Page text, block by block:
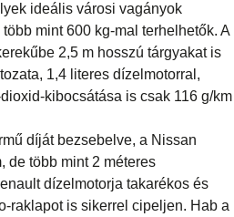
ideális városi vagányok
mint 600 kg-mal terhelhetők. A
2,5 m hosszú tárgyakat is
1,4 literes dízelmotorral,
kibocsátása is csak 116 g/km
díját bezsebelve, a Nissan
de több mint 2 méteres
dízelmotorja takarékos és
raklapot is sikerrel cipeljen. Hab a